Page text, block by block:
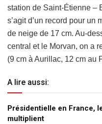
station de Saint-Étienne –
s’agit d’un record pour un
de neige de 17 cm. Au-
central et le Morvan, on a
(9 cm à Aurillac, 12 cm au
A lire aussi:
Présidentielle en France,
multiplient